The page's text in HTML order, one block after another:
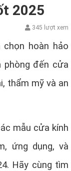
2025
345 lượt xem
chọn hoàn hảo
phòng đến cửa
thẩm mỹ và an
mẫu cửa kính
ứng dụng, và
Hãy cùng tìm